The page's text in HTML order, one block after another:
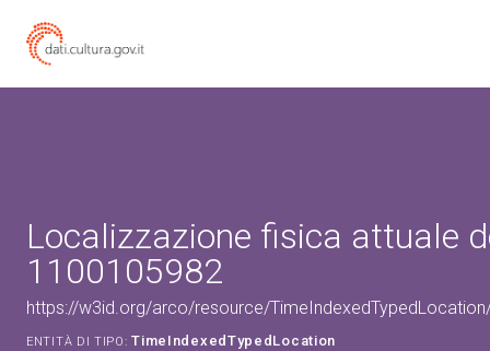
Localizzazione fisica attuale
1100105982
https://w3id.org/arco/resource/
ENTITÀ DI TIPO: TimeIndexedTypedLocation